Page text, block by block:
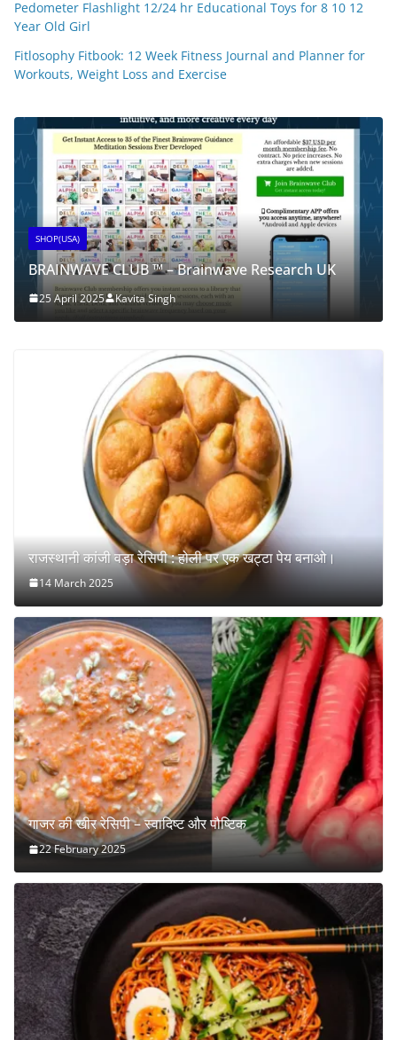
Pedometer Flashlight 12/24 hr Educational Toys for 8 10 12
Year Old Girl
Fitlosophy Fitbook: 12 Week Fitness Journal and Planner for
Workouts, Weight Loss and Exercise
SHOP(USA)
BRAINWAVE CLUB ™ – Brainwave Research UK
25 April 2025 Kavita Singh
राजस्थानी कांजी वड़ा रेसिपी : होली पर एक खट्टा पेय बनाओ।
14 March 2025
गाजर की खीर रेसिपी – स्वादिष्ट और पौष्टिक
22 February 2025